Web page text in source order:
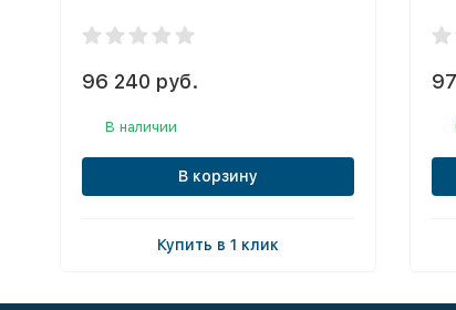
96 240 руб.
В наличии
В корзину
Купить в 1 клик